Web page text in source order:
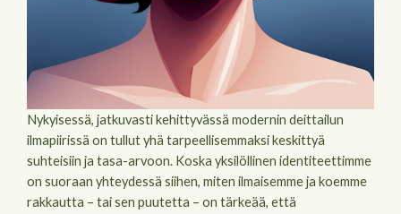
Nykyisessä, jatkuvasti kehittyvässä modernin deittailun
ilmapiirissä on tullut yhä tarpeellisemmaksi keskittyä
suhteisiin ja tasa-arvoon. Koska yksilöllinen identiteettimme
on suoraan yhteydessä siihen, miten ilmaisemme ja koemme
rakkautta – tai sen puutetta – on tärkeää, että